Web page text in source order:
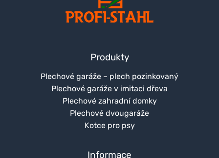
Produkty
Plechové garáže – plech pozinkovaný
Plechové garáže v imitaci dřeva
Plechové zahradní domky
Plechové dvougaráže
Kotce pro psy
Informace